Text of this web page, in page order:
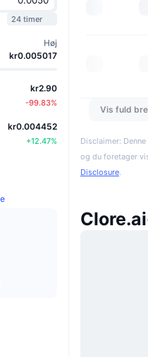
24 timer
Høj
kr0.005017
kr2.90
-99.83%
kr0.004452
+12.47%
Vis fuld
Disclaimer:
og du foretager
Disclosure.